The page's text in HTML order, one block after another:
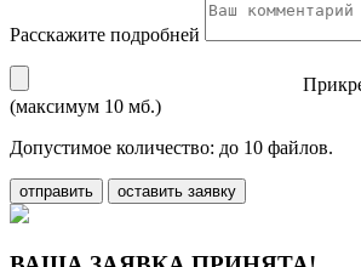
Расскажите подробней
(максимум 10 мб.)
Допустимое количество: до 10 файлов.
отправить оставить заявку